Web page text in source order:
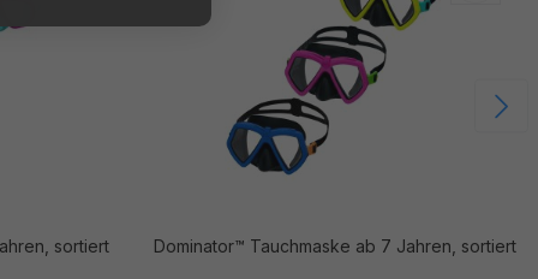
sortiert Dominator™ Tauchmaske ab 7 Jahren, sortiert